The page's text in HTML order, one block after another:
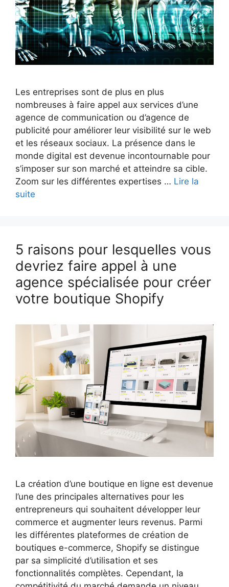
Les entreprises sont de plus en plus
nombreuses à faire appel aux services d’une
agence de communication ou d’agence de
publicité pour améliorer leur visibilité sur le web
et les réseaux sociaux. La présence dans le
monde digital est devenue incontournable pour
s’imposer sur son marché et atteindre sa cible.
Zoom sur les différentes expertises … Lire la
suite
5 raisons pour lesquelles vous
devriez faire appel à une
agence spécialisée pour créer
votre boutique Shopify
La création d’une boutique en ligne est devenue
l’une des principales alternatives pour les
entrepreneurs qui souhaitent développer leur
commerce et augmenter leurs revenus. Parmi
les différentes plateformes de création de
boutiques e-commerce, Shopify se distingue
par sa simplicité d’utilisation et ses
fonctionnalités complètes. Cependant, la